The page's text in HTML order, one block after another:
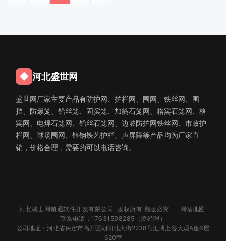
◆ 河北盛世网
盛世网厂家主要产品有防护网、护栏网、围网、铁丝网、围
挡、防爆笼、铅丝笼、固滨笼、加筋石笼网、格宾石笼网、格
宾网、电焊石笼网、铅丝石笼网、边坡防护网铁丝网、市政护
栏网、球场围网、锌钢铁艺护栏、声屏障等产品均为厂家直
销，价格合理，需要的可以电话咨询。
河北盛世网销通软件开发有限公司 版权所有 翻版必究 网站地图
联系电话：17631598285（凌经理）
公司地址：河北省保定市高开区朝阳北大街2238号汇博上谷大观A座6层
620室